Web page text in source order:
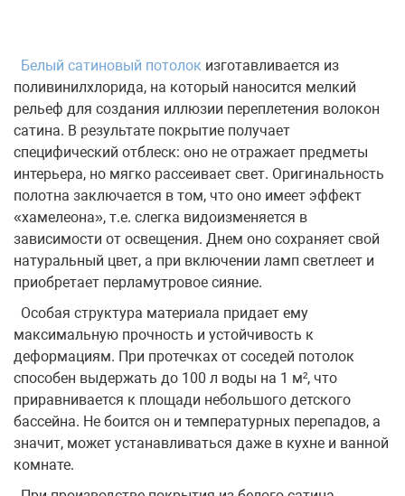
Белый сатиновый потолок изготавливается из
поливинилхлорида, на который наносится мелкий
рельеф для создания иллюзии переплетения волокон
сатина. В результате покрытие получает
специфический отблеск: оно не отражает предметы
интерьера, но мягко рассеивает свет. Оригинальность
полотна заключается в том, что оно имеет эффект
«хамелеона», т.е. слегка видоизменяется в
зависимости от освещения. Днем оно сохраняет свой
натуральный цвет, а при включении ламп светлеет и
приобретает перламутровое сияние.
Особая структура материала придает ему
максимальную прочность и устойчивость к
деформациям. При протечках от соседей потолок
способен выдержать до 100 л воды на 1 м², что
приравнивается к площади небольшого детского
бассейна. Не боится он и температурных перепадов, а
значит, может устанавливаться даже в кухне и ванной
комнате.